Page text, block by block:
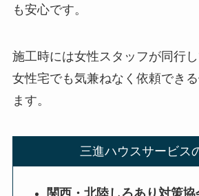
も安心です。
施工時には女性スタッフが同行し
女性宅でも気兼ねなく依頼でき
ます。
三進ハウスサービス
関西・北陸しろあり対策